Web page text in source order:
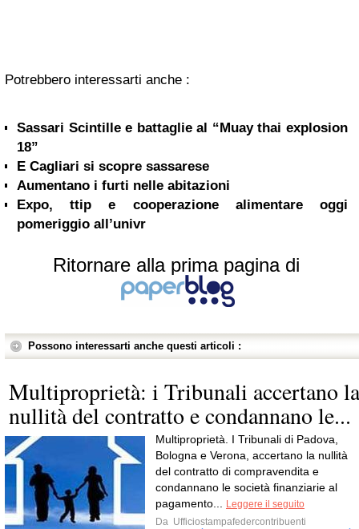
Potrebbero interessarti anche :
Sassari Scintille e battaglie al “Muay thai explosion
18”
E Cagliari si scopre sassarese
Aumentano i furti nelle abitazioni
Expo, ttip e cooperazione alimentare oggi
pomeriggio all’univr
Ritornare alla prima pagina di
Possono interessarti anche questi articoli :
Multiproprietà: i Tribunali accertano la
nullità del contratto e condannano le...
Multiproprietà. I Tribunali di Padova,
Bologna e Verona, accertano la nullità
del contratto di compravendita e
condannano le società finanziarie al
pagamento...
Leggere il seguito
Da Ufficiostampafedercontribuenti